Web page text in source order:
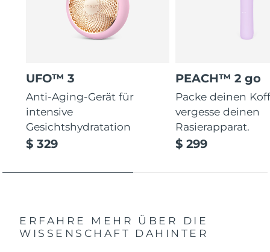
UFO™ 3
Anti-Aging-Gerät für
intensive
Gesichtshydratation
$ 329
PEACH™ 2 go
Packe deinen
vergesse deinen
Rasierapparat.
$ 299
ERFAHRE MEHR ÜBER DIE
WISSENSCHAFT DAHINTER